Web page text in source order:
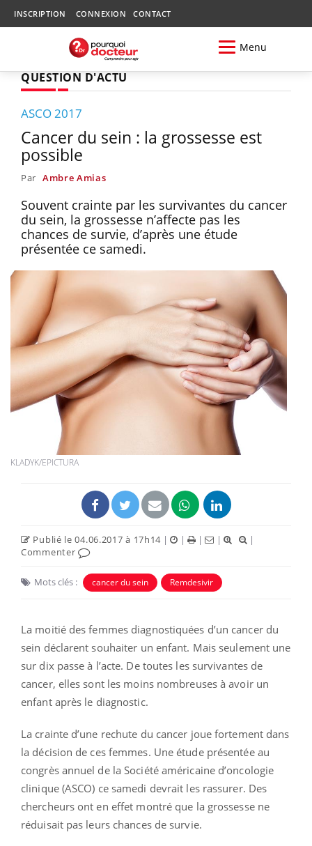
INSCRIPTION CONNEXION CONTACT
Menu
QUESTION D'ACTU
ASCO 2017
Cancer du sein : la grossesse est
possible
Par Ambre Amias
Souvent crainte par les survivantes du cancer
du sein, la grossesse n’affecte pas les
chances de survie, d’après une étude
présentée ce samedi.
KLADYK/EPICTURA
Publié le 04.06.2017 à 17h14 | | | |
|
Commenter
Mots clés : cancer du sein Remdesivir
La moitié des femmes diagnostiquées d’un cancer du
sein déclarent souhaiter un enfant. Mais seulement une
sur dix passe à l’acte. De toutes les survivantes de
cancer, elles sont les moins nombreuses à avoir un
enfant après le diagnostic.
La crainte d’une rechute du cancer joue fortement dans
la décision de ces femmes. Une étude présentée au
congrès annuel de la Société américaine d’oncologie
clinique (ASCO) ce samedi devrait les rassurer. Des
chercheurs ont en effet montré que la grossesse ne
réduisait pas leurs chances de survie.